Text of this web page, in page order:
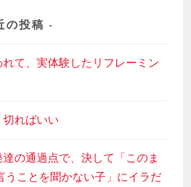
の投稿
れて、実体験したリフレーミン
ればいい
の通過点で、決して「このま
ことを聞かない子」にイラだ